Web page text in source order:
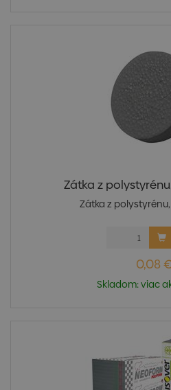
Zátka z
Zátka z
0,08
Skladom: viac